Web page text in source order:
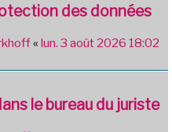
des données
« lun. 3 août 2026 18:02
le bureau du juriste